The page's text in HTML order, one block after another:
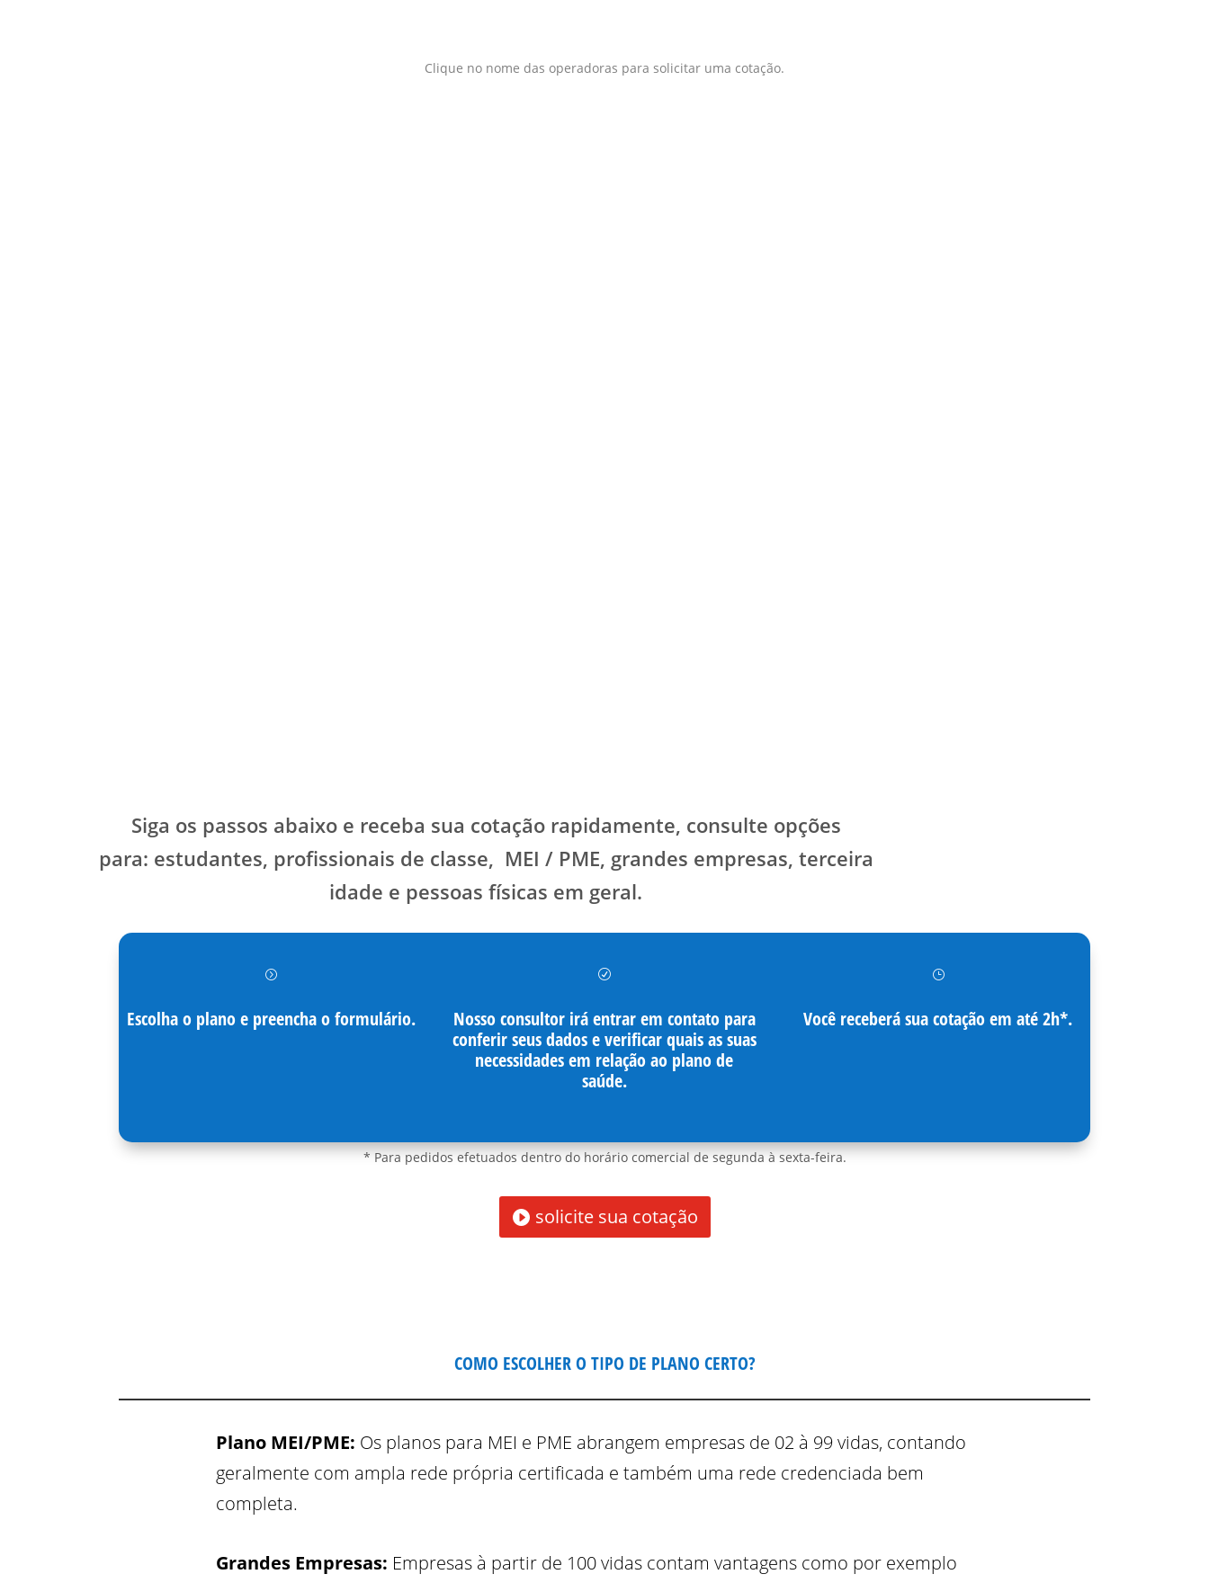
Clique no nome das operadoras para solicitar uma cotação.
Siga os passos abaixo e receba sua cotação rapidamente, consulte opções
para: estudantes, profissionais de classe, MEI / PME, grandes empresas, terceira
idade e pessoas físicas em geral.
=
Escolha o plano e preencha o formulário.
R
Nosso consultor irá entrar em contato para
conferir seus dados e verificar quais as suas
necessidades em relação ao plano de
saúde.
}
Você receberá sua cotação em até 2h*.
* Para pedidos efetuados dentro do horário comercial de segunda à sexta-feira.
solicite sua cotação
COMO ESCOLHER O TIPO DE PLANO CERTO?
Plano MEI/PME: Os planos para MEI e PME abrangem empresas de 02 à 99 vidas, contando
geralmente com ampla rede própria certificada e também uma rede credenciada bem
completa.
Grandes Empresas: Empresas à partir de 100 vidas contam vantagens como por exemplo